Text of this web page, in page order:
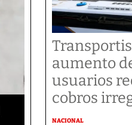
aumento
usuarios
cobros
NACIONAL